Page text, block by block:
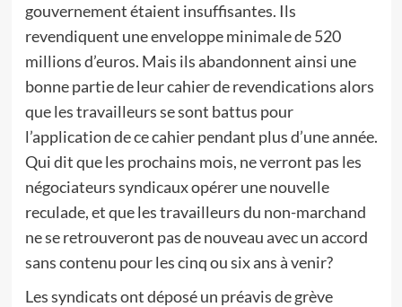
gouvernement étaient insuffisantes. Ils
revendiquent une enveloppe minimale de 520
millions d’euros. Mais ils abandonnent ainsi une
bonne partie de leur cahier de revendications alors
que les travailleurs se sont battus pour
l’application de ce cahier pendant plus d’une année.
Qui dit que les prochains mois, ne verront pas les
négociateurs syndicaux opérer une nouvelle
reculade, et que les travailleurs du non-marchand
ne se retrouveront pas de nouveau avec un accord
sans contenu pour les cinq ou six ans à venir?
Les syndicats ont déposé un préavis de grève